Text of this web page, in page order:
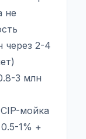
не
через 2-4
3 млн
мойка
1% +